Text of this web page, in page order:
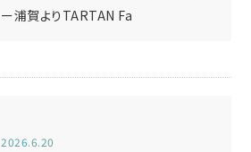
ー浦賀よりTARTAN Fa
2026.6.20